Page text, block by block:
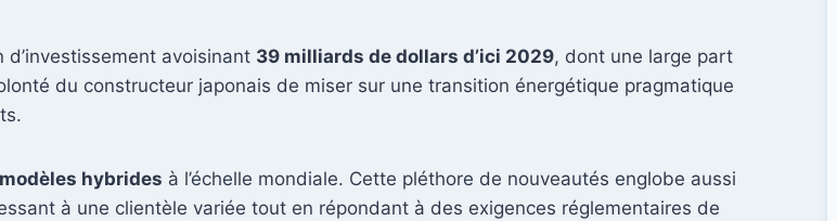
avoisinant 39 milliards de dollars d’ici 2029, dont une large part
du constructeur japonais de miser sur une transition énergétique pragmatique
hybrides à l’échelle mondiale. Cette pléthore de nouveautés englobe aussi
à une clientèle variée tout en répondant à des exigences réglementaires de